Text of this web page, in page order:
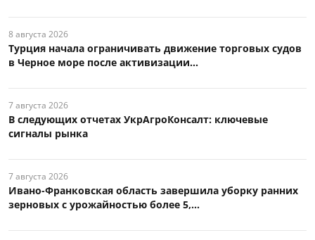
8 августа 2026
Турция начала ограничивать движение торговых судов
в Черное море после активизации...
7 августа 2026
В следующих отчетах УкрАгроКонсалт: ключевые
сигналы рынка
7 августа 2026
Ивано-Франковская область завершила уборку ранних
зерновых с урожайностью более 5,...